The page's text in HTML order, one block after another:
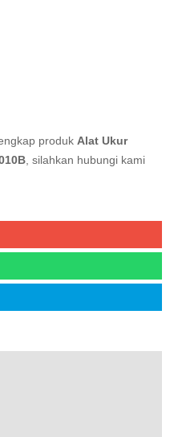
produk Alat Ukur
, silahkan hubungi kami